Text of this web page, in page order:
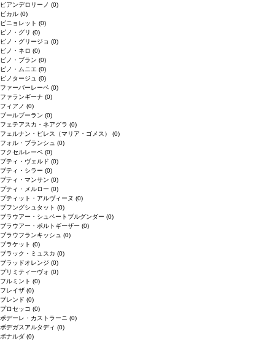
ピアンデロリーノ (0)
ビカル (0)
ピニョレット (0)
ピノ・グリ (0)
ピノ・グリージョ (0)
ピノ・ネロ (0)
ピノ・ブラン (0)
ピノ・ムニエ (0)
ピノタージュ (0)
ファーバーレーベ (0)
ファランギーナ (0)
フィアノ (0)
ブールブーラン (0)
フェテアスカ・ネアグラ (0)
フェルナン・ピレス（マリア・ゴメス） (0)
フォル・ブランシュ (0)
フクセルレーベ (0)
プティ・ヴェルド (0)
プティ・シラー (0)
プティ・マンサン (0)
プティ・メルロー (0)
プティット・アルヴィーヌ (0)
プフングシュタット (0)
ブラウアー・シュペートブルグンダー (0)
ブラウアー・ポルトギーザー (0)
ブラウフランキッシュ (0)
ブラケット (0)
ブラック・ミュスカ (0)
ブラッドオレンジ (0)
プリミティーヴォ (0)
フルミント (0)
フレイザ (0)
ブレンド (0)
プロセッコ (0)
ポデーレ・カストラーニ (0)
ボデガスアルタディ (0)
ボナルダ (0)